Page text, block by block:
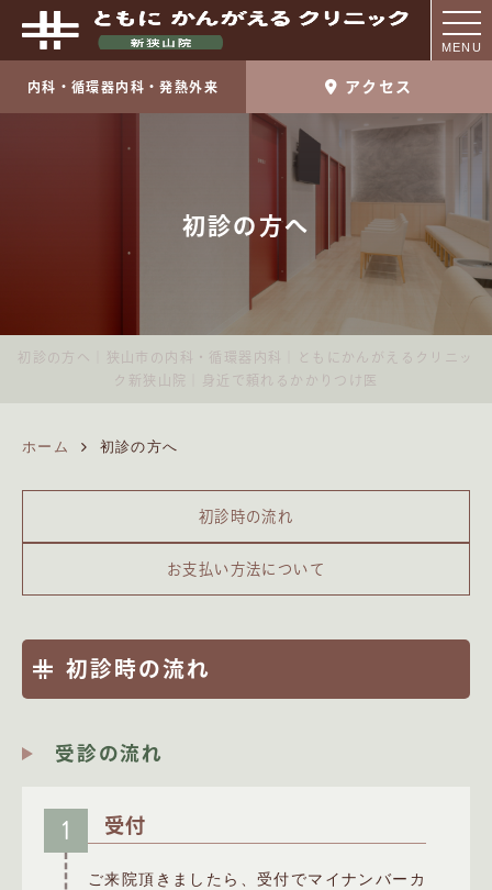
MENU
内科・循環器内科・発熱外来 アクセス
初診の方へ
初診の方へ｜狭山市の内科・循環器内科｜ともにかんがえるクリニッ
ク新狭山院｜身近で頼れるかかりつけ医
ホーム 初診の方へ
初診時の流れ
お支払い方法について
初診時の流れ
受診の流れ
1 受付
ご来院頂きましたら、受付でマイナンバーカ